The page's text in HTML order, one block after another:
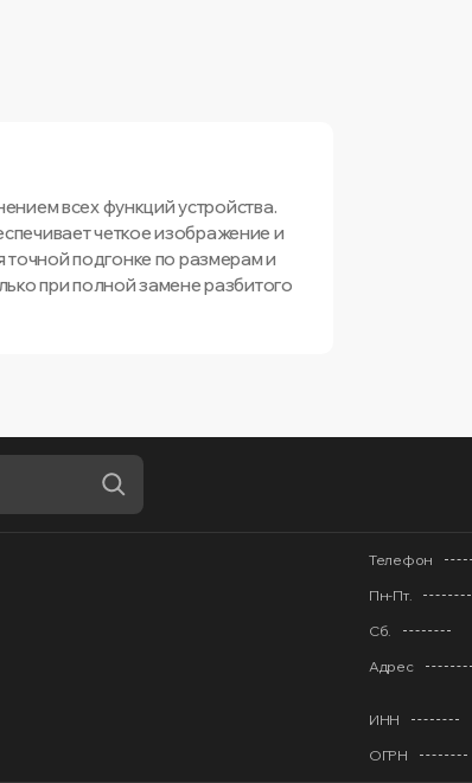
всех функций устройства.
четкое изображение и
точной подгонке по размерам и
при полной замене разбитого
Телефон
Пн-Пт.
Сб.
Адрес
ИНН
ОГРН